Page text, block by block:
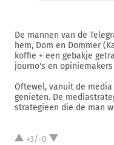
De mannen van de
hem, Dom en Dommer
koffie + een gebakje
journo's en
Oftewel, vanuit de
genieten. De
strategieen die de man
+3/-0